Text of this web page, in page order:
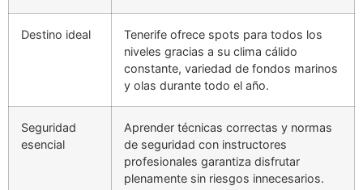
Destino ideal
Tenerife ofrece spots para todos los
niveles gracias a su clima cálido
constante, variedad de fondos marinos
y olas durante todo el año.
Seguridad
esencial
Aprender técnicas correctas y normas
de seguridad con instructores
profesionales garantiza disfrutar
plenamente sin riesgos innecesarios.